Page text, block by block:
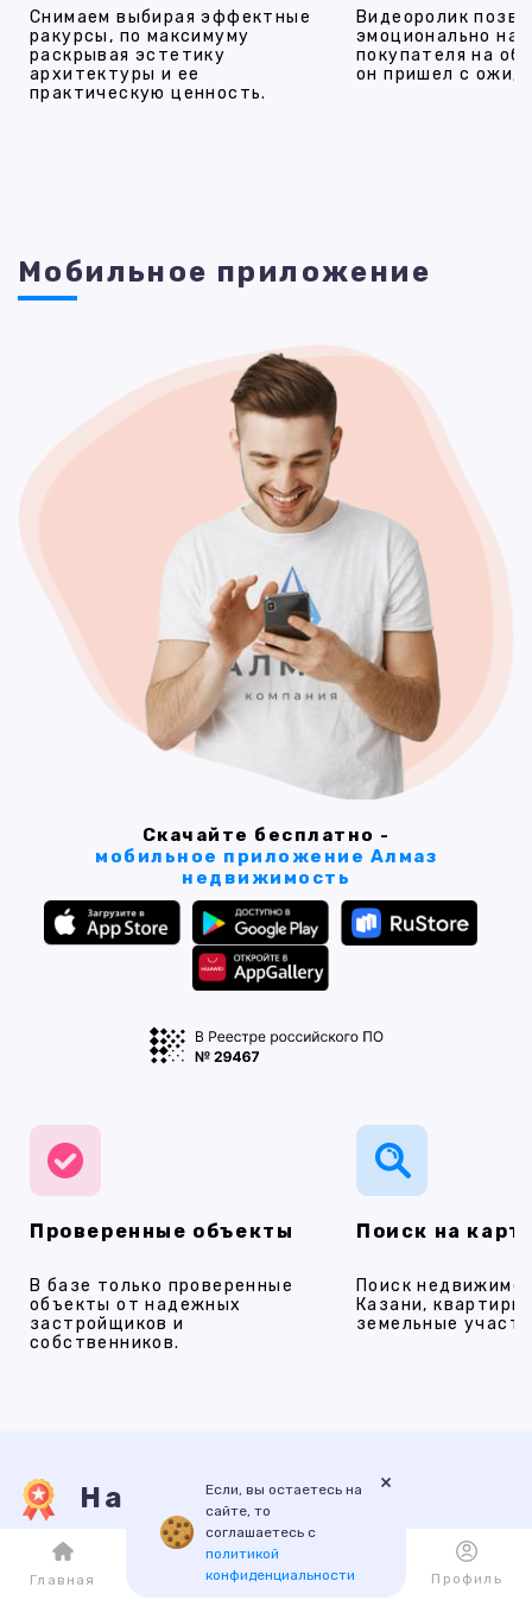
Снимаем выбирая эффектные
ракурсы, по максимуму
раскрывая эстетику
архитектуры и ее
практическую ценность.
Видеоролик
эмоционально
покупателя на
он пришел с
Мобильное приложение
Скачайте бесплатно -
мобильное приложение Алмаз
недвижимость
Проверенные объекты
В базе только проверенные
объекты от надежных
застройщиков и
собственников.
Поиск на
Поиск
Казани,
земельные
Наши услуги
ПРОДАЖА АРЕНДА НОВОСТРОЙКИ ИПОТЕКА
Если, вы остаетесь на
сайте, то
соглашаетесь с
политикой
конфиденциальности
×
Главная Каталог Избранное Профиль